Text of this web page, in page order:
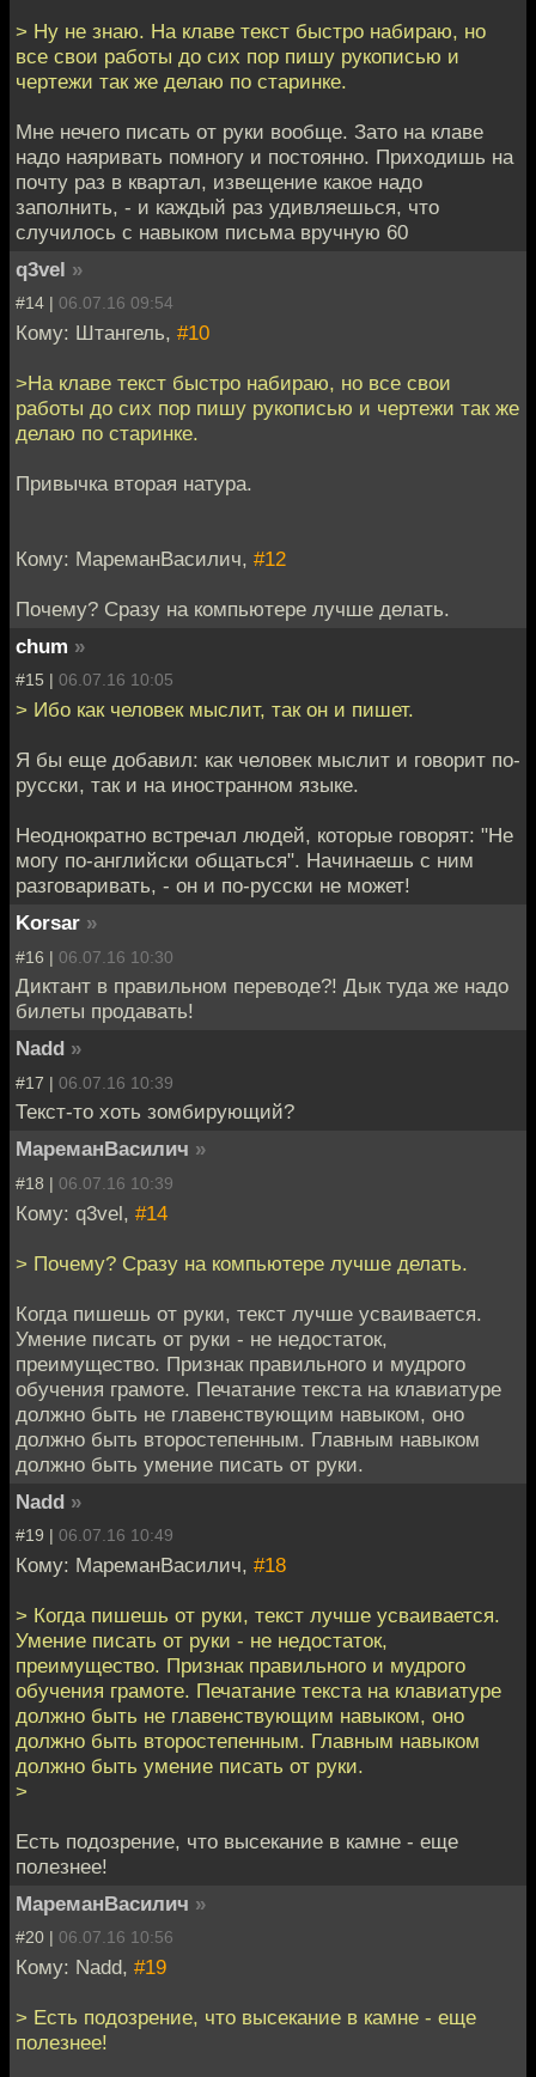
> Ну не знаю. На клаве текст быстро набираю, но
все свои работы до сих пор пишу рукописью и
чертежи так же делаю по старинке.
Мне нечего писать от руки вообще. Зато на клаве
надо наяривать помногу и постоянно. Приходишь на
почту раз в квартал, извещение какое надо
заполнить, - и каждый раз удивляешься, что
случилось с навыком письма вручную 60
q3vel »
#14 | 06.07.16 09:54
Кому: Штангель, #10
>На клаве текст быстро набираю, но все свои
работы до сих пор пишу рукописью и чертежи так же
делаю по старинке.
Привычка вторая натура.
Кому: МареманВасилич, #12
Почему? Сразу на компьютере лучше делать.
chum »
#15 | 06.07.16 10:05
> Ибо как человек мыслит, так он и пишет.
Я бы еще добавил: как человек мыслит и говорит по-
русски, так и на иностранном языке.
Неоднократно встречал людей, которые говорят: "Не
могу по-английски общаться". Начинаешь с ним
разговаривать, - он и по-русски не может!
Korsar »
#16 | 06.07.16 10:30
Диктант в правильном переводе?! Дык туда же надо
билеты продавать!
Nadd »
#17 | 06.07.16 10:39
Текст-то хоть зомбирующий?
МареманВасилич »
#18 | 06.07.16 10:39
Кому: q3vel, #14
> Почему? Сразу на компьютере лучше делать.
Когда пишешь от руки, текст лучше усваивается.
Умение писать от руки - не недостаток,
преимущество. Признак правильного и мудрого
обучения грамоте. Печатание текста на клавиатуре
должно быть не главенствующим навыком, оно
должно быть второстепенным. Главным навыком
должно быть умение писать от руки.
Nadd »
#19 | 06.07.16 10:49
Кому: МареманВасилич, #18
> Когда пишешь от руки, текст лучше усваивается.
Умение писать от руки - не недостаток,
преимущество. Признак правильного и мудрого
обучения грамоте. Печатание текста на клавиатуре
должно быть не главенствующим навыком, оно
должно быть второстепенным. Главным навыком
должно быть умение писать от руки.
>
Есть подозрение, что высекание в камне - еще
полезнее!
МареманВасилич »
#20 | 06.07.16 10:56
Кому: Nadd, #19
> Есть подозрение, что высекание в камне - еще
полезнее!